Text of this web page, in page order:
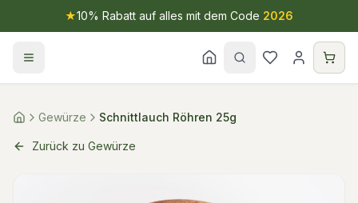
★10% Rabatt auf alles mit dem Code 2026
Gewürze Schnittlauch Röhren 25g
Zurück zu Gewürze